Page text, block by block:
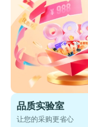
品质实验室
让您的采购更省心